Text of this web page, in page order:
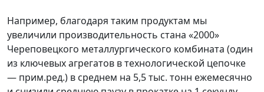
Например, благодаря таким продуктам мы
увеличили производительность стана «2000»
Череповецкого металлургического комбината (один
из ключевых агрегатов в технологической цепочке
— прим.ред.) в среднем на 5,5 тыс. тонн ежемесячно